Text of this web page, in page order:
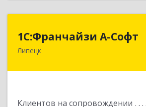
1С:Франчайзи А-Софт
Липецк
Клиентов на сопровождении
398059, Липецкая обл,